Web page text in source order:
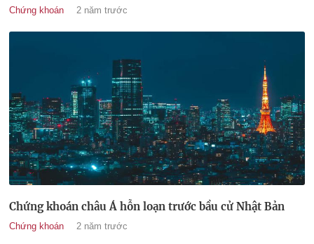
Chứng khoán 2 năm trước
Chứng khoán châu Á hỗn loạn trước bầu cử Nhật Bản
Chứng khoán 2 năm trước